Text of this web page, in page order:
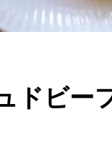
ドビー